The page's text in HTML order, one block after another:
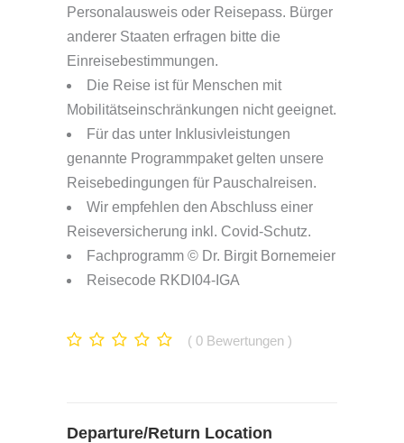
Personalausweis oder Reisepass. Bürger
anderer Staaten erfragen bitte die
Einreisebestimmungen.
Die Reise ist für Menschen mit
Mobilitätseinschränkungen nicht geeignet.
Für das unter Inklusivleistungen
genannte Programmpaket gelten unsere
Reisebedingungen für Pauschalreisen.
Wir empfehlen den Abschluss einer
Reiseversicherung inkl. Covid-Schutz.
Fachprogramm © Dr. Birgit Bornemeier
Reisecode RKDI04-IGA
0 Bewertungen
Departure/Return Location